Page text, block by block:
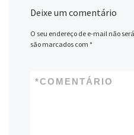
Deixe um comentário
O seu endereço de e-mail não
são marcados com*
COMENTÁRIO
*